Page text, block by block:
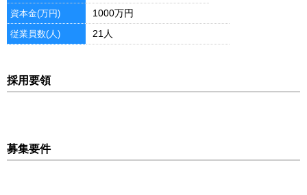
資本金(万円) 1000万円
従業員数(人) 21人
採用要領
募集要件